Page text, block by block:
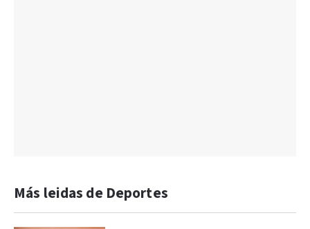
Más leidas de Deportes